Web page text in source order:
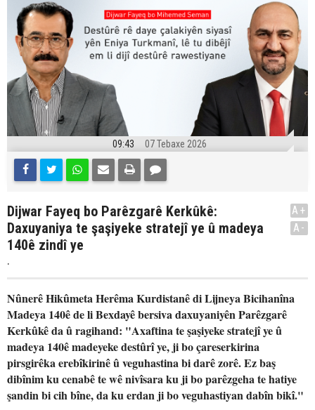
09:43 07 Tebaxe 2026
Dijwar Fayeq bo Parêzgarê Kerkûkê:
Daxuyaniya te şaşiyeke stratejî ye û madeya
140ê zindî ye
.
A+
A-
Nûnerê Hikûmeta Herêma Kurdistanê di Lijneya Bicihanîna
Madeya 140ê de li Bexdayê bersiva daxuyaniyên Parêzgarê
Kerkûkê da û ragihand: "Axaftina te şaşiyeke stratejî ye û
madeya 140ê madeyeke destûrî ye, ji bo çareserkirina
pirsgirêka erebîkirinê û veguhastina bi darê zorê. Ez baş
dibînim ku cenabê te wê nivîsara ku ji bo parêzgeha te hatiye
şandin bi cih bîne, da ku erdan ji bo veguhastiyan dabîn bikî."